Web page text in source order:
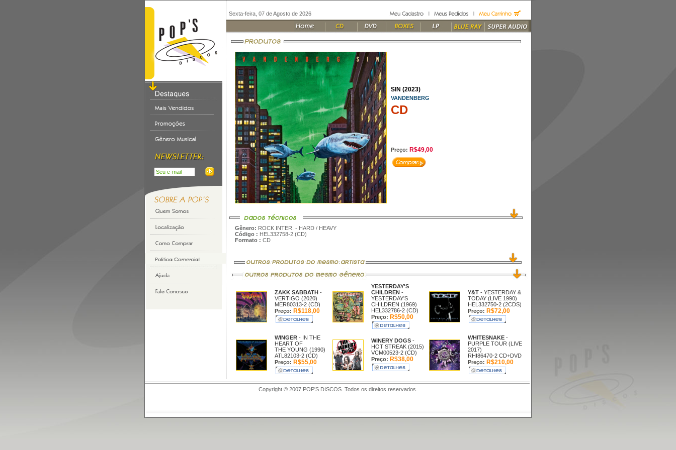
Sexta-feira, 07 de Agosto de 2026
SIN (2023)
VANDENBERG
CD
Preço: R$49,00
Gênero: ROCK INTER. - HARD / HEAVY
Código : HEL332758-2 (CD)
Formato : CD
ZAKK SABBATH -
VERTIGO (2020)
MER80313-2 (CD)
Preço: R$118,00
YESTERDAY'S
CHILDREN -
YESTERDAY'S
CHILDREN (1969)
HEL332786-2 (CD)
Preço: R$50,00
Y&T - YESTERDAY &
TODAY (LIVE 1990)
HEL332750-2 (2CDS)
Preço: R$72,00
WINGER - IN THE
HEART OF
THE YOUNG (1990)
ATL82103-2 (CD)
Preço: R$55,00
WINERY DOGS -
HOT STREAK (2015)
VCM00523-2 (CD)
Preço: R$38,00
WHITESNAKE -
PURPLE TOUR (LIVE
2017)
RHI86470-2 CD+DVD
Preço: R$210,00
Copyright © 2007 POP'S DISCOS. Todos os direitos reservados.